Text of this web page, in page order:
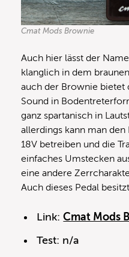
Cmat Mods Brownie
Auch hier lässt der
klanglich in dem
auch der Brownie bietet
Sound in
ganz spartanisch in
allerdings kann man
18V betreiben und die
einfaches Umstecken
eine andere
Auch dieses Pedal
Link:Cmat Mods
Test: n/a